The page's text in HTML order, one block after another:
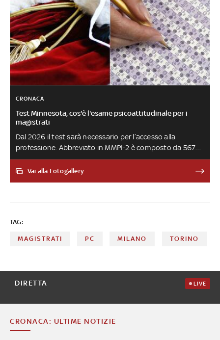
CRONACA
Test Minnesota, cos'è l'esame psicoattitudinale per i
magistrati
Dal 2026 il test sarà necessario per l’accesso alla
professione. Abbreviato in MMPI-2 è composto da 567
quesiti a cui il candidato deve rispondere 'vero' o 'falso' a
seconda se l'affermazione sia per lui 'prevalentemente
capire se le risposte sono coerenti e quindi se i risultati
Vai alla Fotogallery
TAG:
MAGISTRATI PC MILANO TORINO
DIRETTA LIVE
CRONACA: ULTIME NOTIZIE